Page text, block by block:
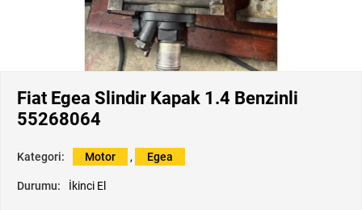
Fiat Egea Slindir Kapak 1.4 Benzinli
55268064
Kategori: Motor , Egea
Durumu: İkinci El